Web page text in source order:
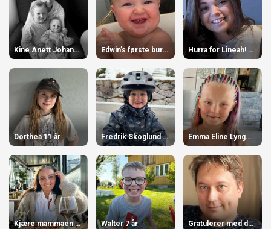
Kine Anett Johansen 34 år Edwin’s første bursdag 5 Juli 1 år Hurra for Lineah! 17 år
Dorthea 11 år Fredrik Skoglund 3 år Emma Eline Lyngmo Nordgård 10 år
Kjære mammaen våres! 55 år Walter 7 år Gratulerer med dagen 39 år